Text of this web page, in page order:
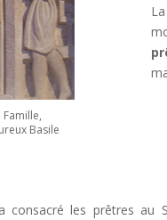
Basile
consacré les prêtres